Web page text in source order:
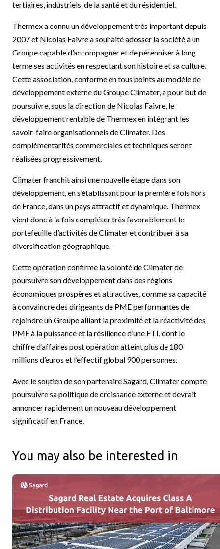
tertiaires, industriels, de la santé et du résidentiel.
Thermex a connu un développement très important depuis
2007 et Nicolas Faivre a souhaité adosser la société à un
Groupe capable d’accompagner et de pérenniser à long
terme ses activités en respectant son histoire et sa culture.
Cette association, conforme en tous points au modèle de
développement externe du Groupe Climater, a pour but de
poursuivre, sous la direction de Nicolas Faivre, le
développement rentable de Thermex en intégrant les
savoir-faire organisationnels de Climater. Des
complémentarités commerciales et techniques seront
réalisées progressivement.
Climater franchit ainsi une nouvelle étape dans son
développement, en s’établissant pour la première fois hors
de France, dans un pays attractif et dynamique. Thermex
vient donc à la fois compléter très favorablement le
portefeuille d’activités de Climater et contribuer à sa
diversification géographique.
Cette opération confirme la volonté de Climater de
poursuivre son développement dans des régions
économiques prospères et attractives, comme sa capacité
à convaincre des dirigeants de PME performantes de
rejoindre un Groupe alliant la proximité et la réactivité des
PME à la puissance et la résilience d’une ETI, dont le
chiffre d’affaires post opération atteint plus de 180
millions d’euros et l’effectif global 900 personnes.
Avec le soutien de son partenaire Sagard, Climater compte
poursuivre sa politique de croissance externe et devrait
annoncer rapidement un nouveau développement
significatif en France.
You may also be interested in
Sagard Real Estate Acquires Class A Distribution Facility